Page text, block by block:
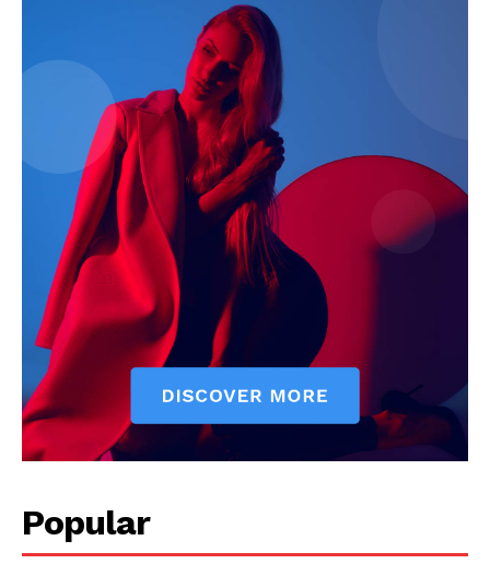
SUBSCRIBE NOW
Company
About
Contact us
Subscription Plans
My account
Popular